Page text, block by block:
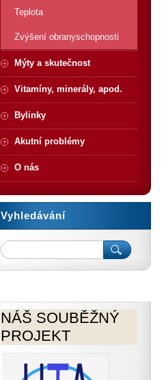
Teplota
Zvýšení obranyschopnosti
Mýty a skutečnost
Vitamíny, minerály, apod.
Bylinky
Akutní problémy
O nás
Vyhledávání
NÁŠ SOUBĚŽNÝ
PROJEKT